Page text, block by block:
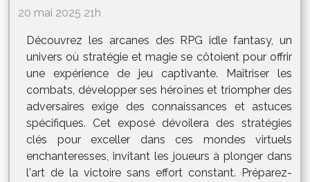
20 mai 2025 21h
Découvrez les arcanes des RPG idle fantasy, un
univers où stratégie et magie se côtoient pour offrir
une expérience de jeu captivante. Maîtriser les
combats, développer ses héroïnes et triompher des
adversaires exige des connaissances et astuces
spécifiques. Cet exposé dévoilera des stratégies
clés pour exceller dans ces mondes virtuels
enchanteresses, invitant les joueurs à plonger dans
l'art de la victoire sans effort constant. Préparez-